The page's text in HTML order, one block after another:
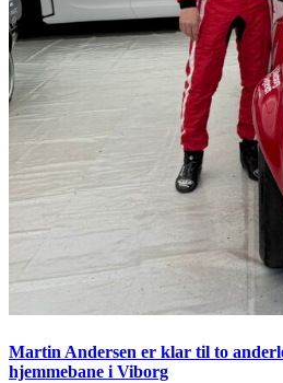
Martin Andersen er klar til to
hjemmebane i Viborg